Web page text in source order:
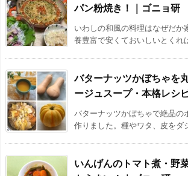
パン粉焼き！｜ゴニョ研
いわしの和風の料理はなぜだか
養豊富で安くておいしいとくれ
バターナッツかぼちゃを
ージュスープ・本格レシ
バターナッツかぼちゃで絶品の
作りました。種やワタ、皮をダ
いんげんのトマト煮・野